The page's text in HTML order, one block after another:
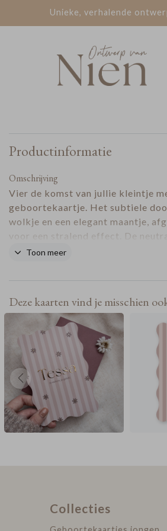
Unieke, verhalende
Productinformatie
Omschrijving
Vier de komst van jullie kleintje
geboortekaartje. Het subtiele
wolkje en een elegant maantje,
voor een stralend effect. De
perfect voor zowel jongens als
Toon meer
Deze kaarten vind je misschien
Collecties